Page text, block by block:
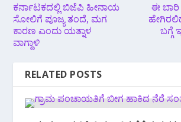
ಕರ್ನಾಟಕದಲ್ಲಿ ಬಿಜೆಪಿ ಹೀನಾಯ
ಸೋಲಿಗೆ ಪೂಜ್ಯ ತಂದೆ, ಮಗ
ಕಾರಣ ಎಂದು ಯತ್ನಾಳ
ವಾಗ್ದಾಳಿ
ಈ
ಬಗ್ಗೆ
RELATED POSTS